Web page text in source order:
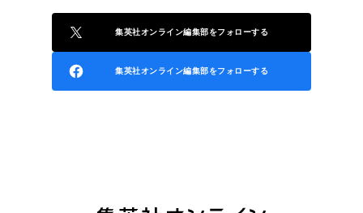
集英社オンライン編集部をフォローする
集英社オンライン編集部をフォローする